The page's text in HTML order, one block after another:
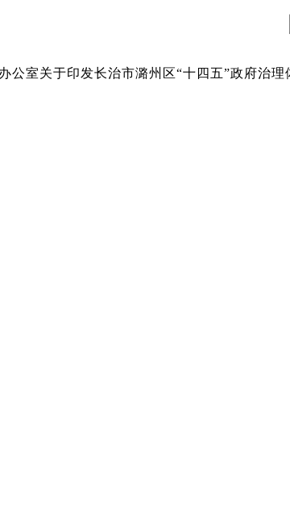
公室关于印发长治市潞州区“十四五”政府治理